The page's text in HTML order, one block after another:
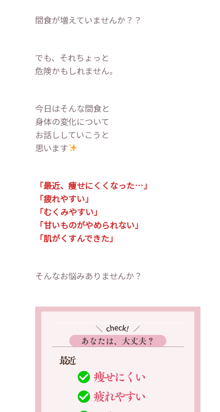
間食が増えていませんか？？
でも、それちょっと
危険かもしれません。
今日はそんな間食と
身体の変化について
お話ししていこうと
思います
「最近、痩せにくくなった…」
「疲れやすい」
「むくみやすい」
「甘いものがやめられない」
「肌がくすんできた」
そんなお悩みありませんか？